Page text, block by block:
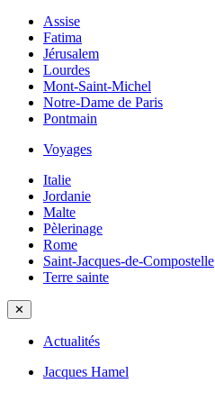
Assise
Fatima
Jérusalem
Lourdes
Mont-Saint-Michel
Notre-Dame de Paris
Pontmain
Voyages
Italie
Jordanie
Malte
Pèlerinage
Rome
Saint-Jacques-de-Compostelle
Terre sainte
✕
Actualités
Jacques Hamel